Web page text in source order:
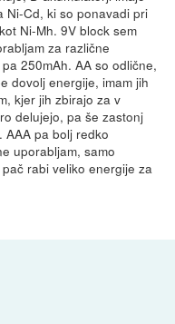
Ni-Cd, ki so ponavadi pri
Ni-Mh. 9V block sem
za različne
250mAh. AA so odlične,
dovolj energije, imam jih
kjer jih zbirajo za v
delujejo, pa še zastonj
AAA pa bolj redko
uporabljam, samo
rabi veliko energije za